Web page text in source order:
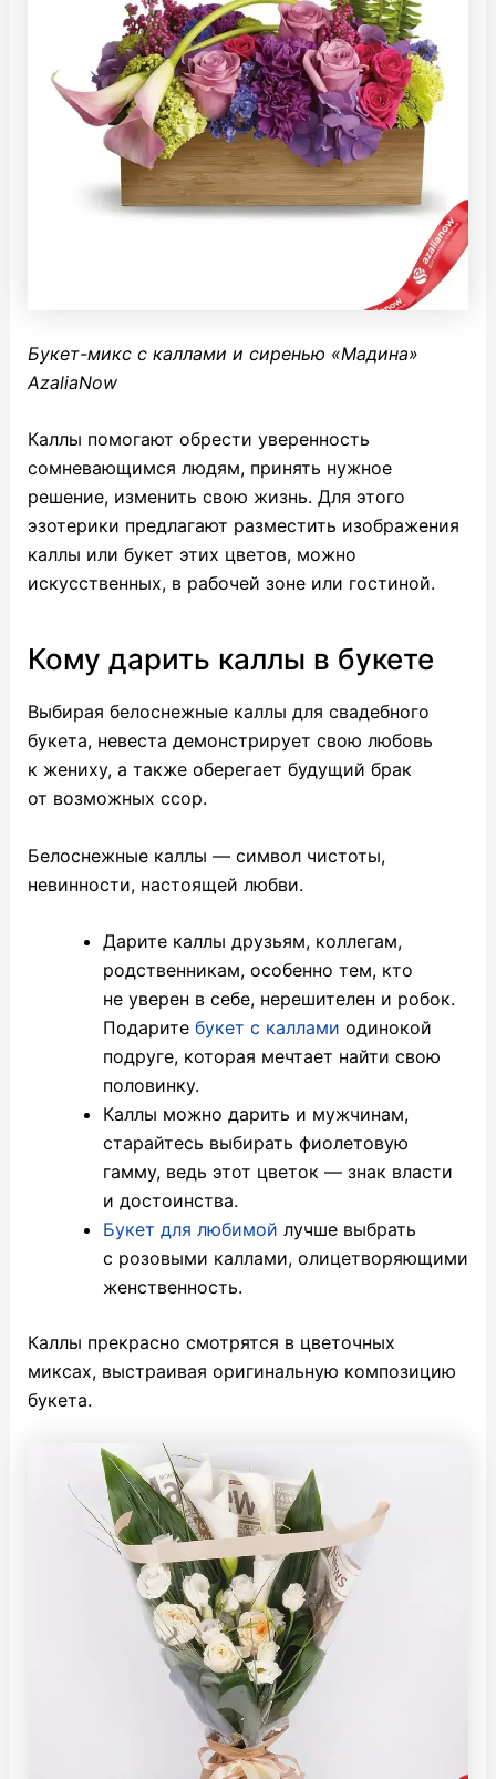
Букет-микс с каллами и сиренью «Мадина»
AzaliaNow
Каллы помогают обрести уверенность
сомневающимся людям, принять нужное
решение, изменить свою жизнь. Для этого
эзотерики предлагают разместить изображения
каллы или букет этих цветов, можно
искусственных, в рабочей зоне или гостиной.
Кому дарить каллы в букете
Выбирая белоснежные каллы для свадебного
букета, невеста демонстрирует свою любовь
к жениху, а также оберегает будущий брак
от возможных ссор.
Белоснежные каллы — символ чистоты,
невинности, настоящей любви.
Дарите каллы друзьям, коллегам,
родственникам, особенно тем, кто
не уверен в себе, нерешителен и робок.
Подарите букет с каллами одинокой
подруге, которая мечтает найти свою
половинку.
Каллы можно дарить и мужчинам,
старайтесь выбирать фиолетовую
гамму, ведь этот цветок — знак власти
и достоинства.
Букет для любимой лучше выбрать
с розовыми каллами, олицетворяющими
женственность.
Каллы прекрасно смотрятся в цветочных
миксах, выстраивая оригинальную композицию
букета.